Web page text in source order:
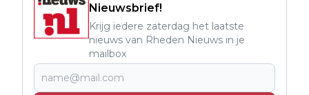
Nieuwsbrief!
Krijg iedere zaterdag het laatste
nieuws van Rheden Nieuws in je
mailbox